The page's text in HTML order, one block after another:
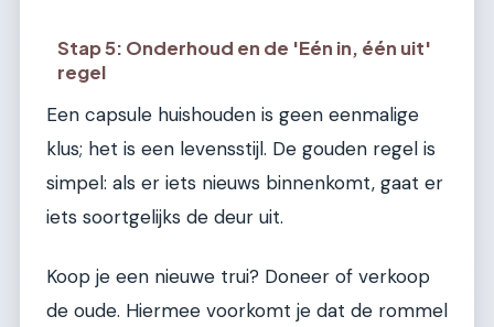
Stap 5: Onderhoud en de 'Eén in, één uit'
regel
Een capsule huishouden is geen eenmalige
klus; het is een levensstijl. De gouden regel is
simpel: als er iets nieuws binnenkomt, gaat er
iets soortgelijks de deur uit.
Koop je een nieuwe trui? Doneer of verkoop
de oude. Hiermee voorkomt je dat de rommel